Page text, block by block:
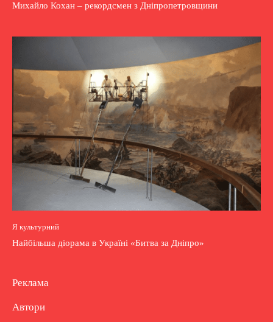
Михайло Кохан – рекордсмен з Дніпропетровщини
Я культурний
Найбільша діорама в Україні «Битва за Дніпро»
Реклама
Автори